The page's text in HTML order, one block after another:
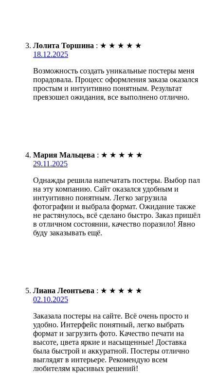
Лолита Торшина : ★ ★ ★ ★ ★
18.12.2025
Возможность создать уникальные постеры меня
порадовала. Процесс оформления заказа оказался
простым и интуитивно понятным. Результат
превзошел ожидания, все выполнено отлично.
Мария Мальцева : ★ ★ ★ ★ ★
29.11.2025
Однажды решила напечатать постеры. Выбор пал
на эту компанию. Сайт оказался удобным и
интуитивно понятным. Легко загрузила
фотографии и выбрала формат. Ожидание также
не растянулось, всё сделано быстро. Заказ пришёл
в отличном состоянии, качество поразило! Явно
буду заказывать ещё.
Лиана Леонтьева : ★ ★ ★ ★ ★
02.10.2025
Заказала постеры на сайте. Всё очень просто и
удобно. Интерфейс понятный, легко выбрать
формат и загрузить фото. Качество печати на
высоте, цвета яркие и насыщенные! Доставка
была быстрой и аккуратной. Постеры отлично
выглядят в интерьере. Рекомендую всем
любителям красивых решений!